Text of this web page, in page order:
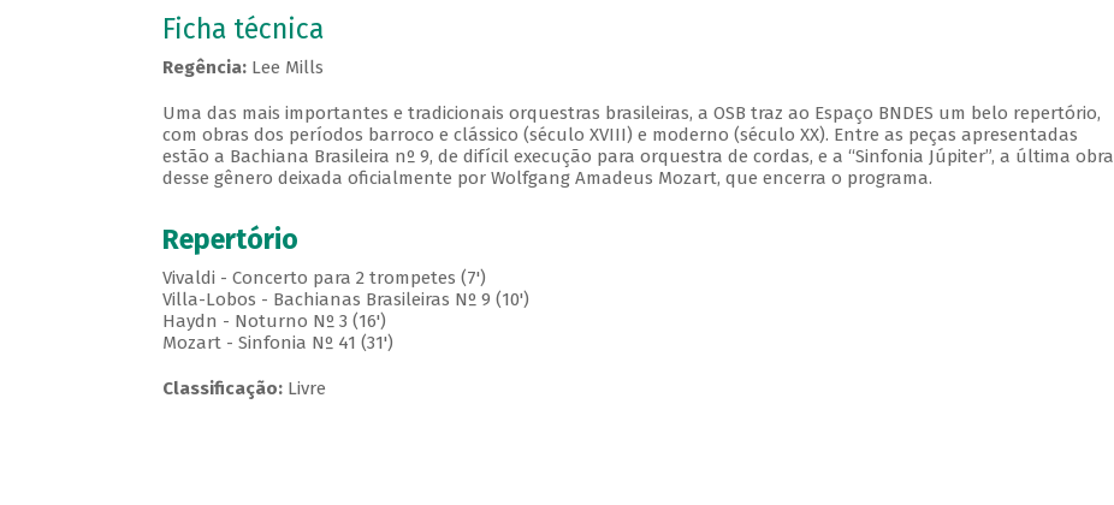
Ficha técnica
Regência:Lee Mills
Uma das mais importantes e tradicionais orquestras brasileiras, a OSB traz ao Espaço BNDES um belo repertório,
com obras dos períodos barroco e clássico (século XVIII) e moderno (século XX). Entre as peças apresentadas
estão a Bachiana Brasileira nº 9, de difícil execução para orquestra de cordas, e a “Sinfonia Júpiter”, a última obra
desse gênero deixada oficialmente por Wolfgang Amadeus Mozart, que encerra o programa.
Repertório
Vivaldi - Concerto para 2 trompetes (7')
Villa-Lobos - Bachianas Brasileiras Nº 9 (10')
Haydn - Noturno Nº 3 (16')
Mozart - Sinfonia Nº 41 (31')
Classificação:Livre